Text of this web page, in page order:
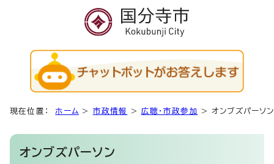
現在位置： ホーム > 市政情報 >広聴・市政参加 >オンブズパーソン
オンブズパーソン